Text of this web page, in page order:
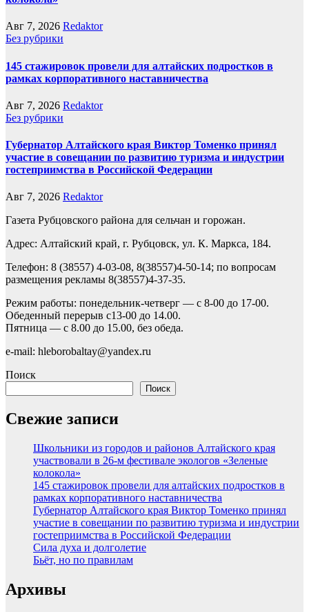
Авг 7, 2026 Redaktor
Без рубрики
145 стажировок провели для алтайских подростков в
рамках корпоративного наставничества
Авг 7, 2026 Redaktor
Без рубрики
Губернатор Алтайского края Виктор Томенко принял
участие в совещании по развитию туризма и индустрии
гостеприимства в Российской Федерации
Авг 7, 2026 Redaktor
Газета Рубцовского района для сельчан и горожан.
Адрес: Алтайский край, г. Рубцовск, ул. К. Маркса, 184.
Телефон: 8 (38557) 4-03-08, 8(38557)4-50-14; по вопросам
размещения рекламы 8(38557)4-37-35.
Режим работы: понедельник-четверг — с 8-00 до 17-00.
Обеденный перерыв с13-00 до 14.00.
Пятница — с 8.00 до 15.00, без обеда.
e-mail: hleborobaltay@yandex.ru
Поиск
Поиск
Свежие записи
Школьники из городов и районов Алтайского края
участвовали в 26-м фестивале экологов «Зеленые
колокола»
145 стажировок провели для алтайских подростков в
рамках корпоративного наставничества
Губернатор Алтайского края Виктор Томенко принял
участие в совещании по развитию туризма и индустрии
гостеприимства в Российской Федерации
Сила духа и долголетие
Бьёт, но по правилам
Архивы